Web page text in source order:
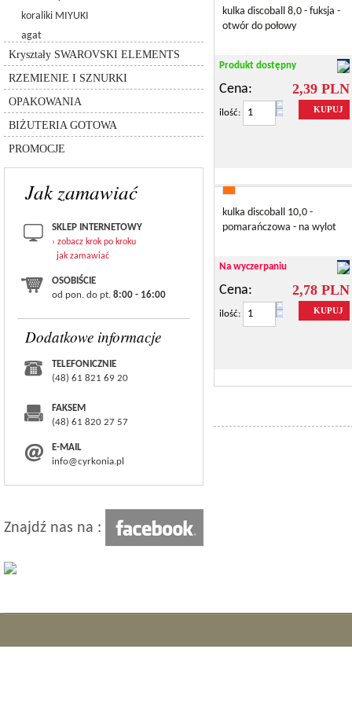
koraliki MIYUKI
agat
Kryształy SWAROVSKI ELEMENTS
zawieszki
6480 - spike pendant
6049
koraliki (beads)
8558-lighting collection
przekładki
RZEMIENIE I SZNURKI
rzemień
silikon
sznurki
OPAKOWANIA
inne
pudełka
torebki
BIŻUTERIA GOTOWA
łańcuszki
inne
bransolety
zestawy
PROMOCJE
Jak zamawiać
SKLEP INTERNETOWY
› zobacz krok po kroku
jak zamawiać
OSOBIŚCIE
od pon. do pt. 8:00 - 16:00
Dodatkowe informacje
TELEFONICZNIE
(48) 61 821 69 20
FAKSEM
(48) 61 820 27 57
E-MAIL
info@cyrkonia.pl
Znajdź nas na :
kulka discoball 8,0 - fuksja -
otwór do połowy
Produkt dostępny
Cena: 2,39 PLN
ilość: KUPUJ
kulka discoball 10,0 -
pomarańczowa - na wylot
Na wyczerpaniu
Cena: 2,78 PLN
ilość: KUPUJ